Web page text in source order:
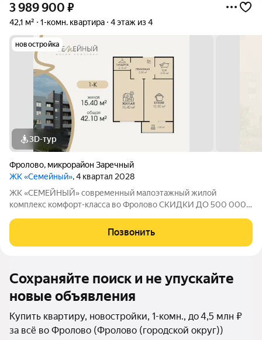
3 989 900 ₽
42,1 м² 1-комн. квартира 4 этаж из 4
новостройка
3D-тур
Фролово, микрорайон Заречный
ЖК «Семейный», 4 квартал 2028
ЖК «СЕМЕЙНЫЙ» современный малоэтажный жилой
комплекс комфорт-класса во Фролово СКИДКИ ДО 500 000
площадью 42,1 м с продуманной современной планировкой:
Позвонить
Сохраняйте поиск и не упускайте
новые объявления
Купить квартиру, новостройки, 1-комн., до 4,5 млн ₽
за всё во Фролово (Фролово (городской округ))